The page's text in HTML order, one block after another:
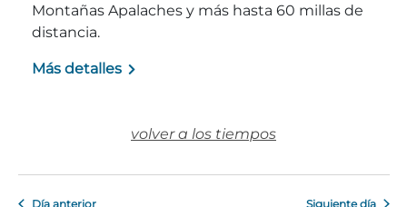
Festivales y eventos
Montañas Apalaches y más hasta 60 millas de
distancia.
Más detalles
volver a los tiempos
Día anterior Siguiente día